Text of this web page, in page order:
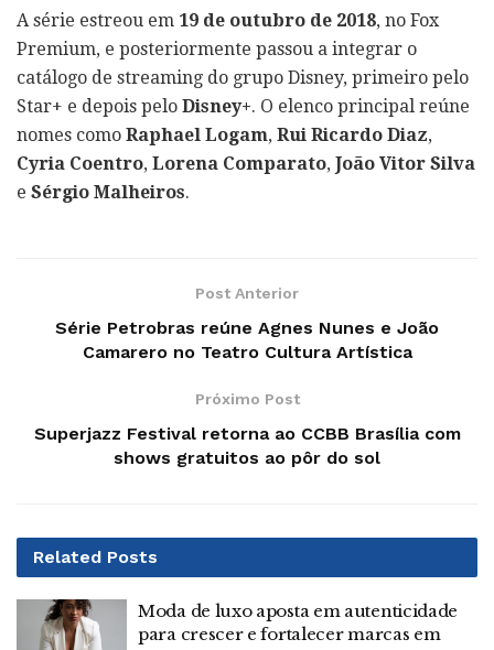
A série estreou em 19 de outubro de 2018, no Fox
Premium, e posteriormente passou a integrar o
catálogo de streaming do grupo Disney, primeiro pelo
Star+ e depois pelo Disney+. O elenco principal reúne
nomes como Raphael Logam, Rui Ricardo Diaz,
Cyria Coentro, Lorena Comparato, João Vitor Silva
e Sérgio Malheiros.
Post Anterior
Série Petrobras reúne Agnes Nunes e João
Camarero no Teatro Cultura Artística
Próximo Post
Superjazz Festival retorna ao CCBB Brasília com
shows gratuitos ao pôr do sol
Related Posts
Moda de luxo aposta em autenticidade
para crescer e fortalecer marcas em